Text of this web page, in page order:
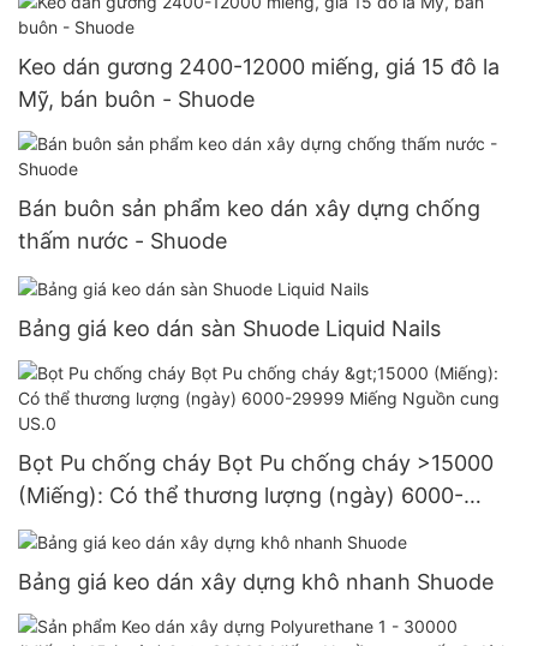
Keo dán gương 2400-12000 miếng, giá 15 đô la
Mỹ, bán buôn - Shuode
Bán buôn sản phẩm keo dán xây dựng chống
thấm nước - Shuode
Bảng giá keo dán sàn Shuode Liquid Nails
Bọt Pu chống cháy Bọt Pu chống cháy >15000
(Miếng): Có thể thương lượng (ngày) 6000-
29999 Miếng Nguồn cung US.0
Bảng giá keo dán xây dựng khô nhanh Shuode